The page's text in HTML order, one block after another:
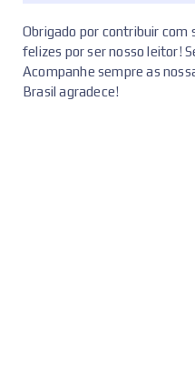
Obrigado por contribuir com
felizes por ser nosso leitor!
Acompanhe sempre as
Brasil agradece!